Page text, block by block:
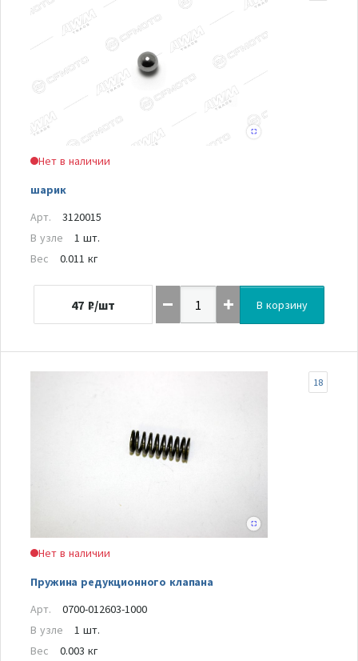
Нет в наличии
шарик
Арт.
3120015
В узле
1 шт.
Вес
0.011 кг
47 ₽/шт В корзину
Нет в наличии
Пружина редукционного клапана
18
Арт.
0700-012603-1000
В узле
1 шт.
Вес
0.003 кг